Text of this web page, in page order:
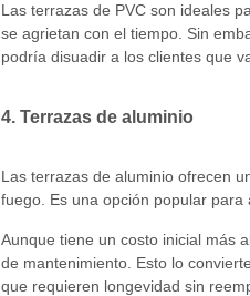
Las terrazas de PVC son ideales
se agrietan con el tiempo. Sin
podría disuadir a los clientes que
4. Terrazas de aluminio
Las terrazas de aluminio ofrecen
fuego. Es una opción popular
Aunque tiene un costo inicial más
de mantenimiento. Esto lo
que requieren longevidad sin